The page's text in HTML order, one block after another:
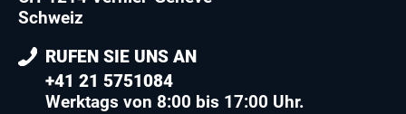
Schweiz
RUFEN SIE UNS AN
+41 21 5751084
Werktags von 8:00 bis 17:00 Uhr.